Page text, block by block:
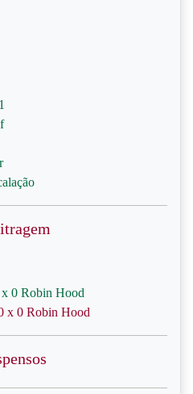
0 Robin Hood
x 0 Robin Hood